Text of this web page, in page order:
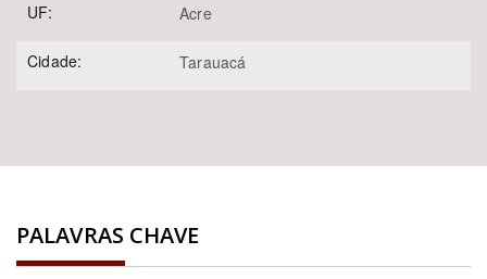
UF: Acre
Cidade: Tarauacá
PALAVRAS CHAVE